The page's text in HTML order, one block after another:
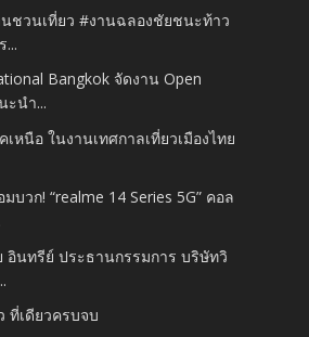
ชวนเที่ยว #งานฉลองชัยชนะท้าว
...
Bangkok จัดงาน Open
ะนำ...
หนือ ในงานเทศกาลเที่ยวเมืองไทย
มบวก! “realme 14 Series 5G” คอล
นทรีย์ ประธานกรรมการ บริษัทวิ
ที่เดียวครบจบ